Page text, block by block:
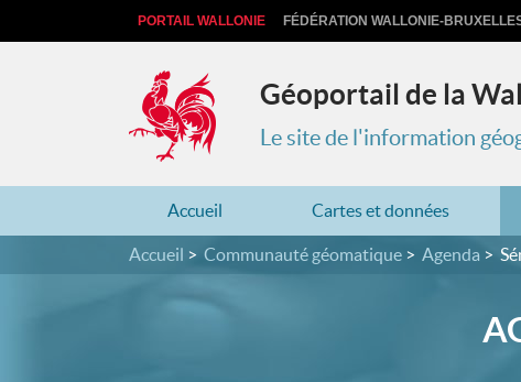
PORTAIL WALLONIE FÉDÉRATION WALLONIE-
Géoportail de la
Le site de l'information
Accueil Cartes et données
Accueil Communauté géomatique Agenda